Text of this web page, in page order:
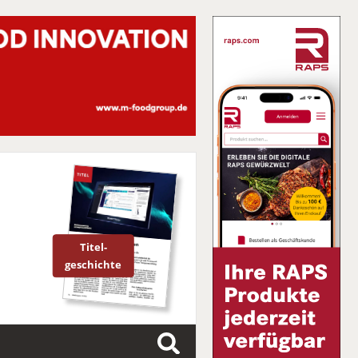
Titel-
geschichte